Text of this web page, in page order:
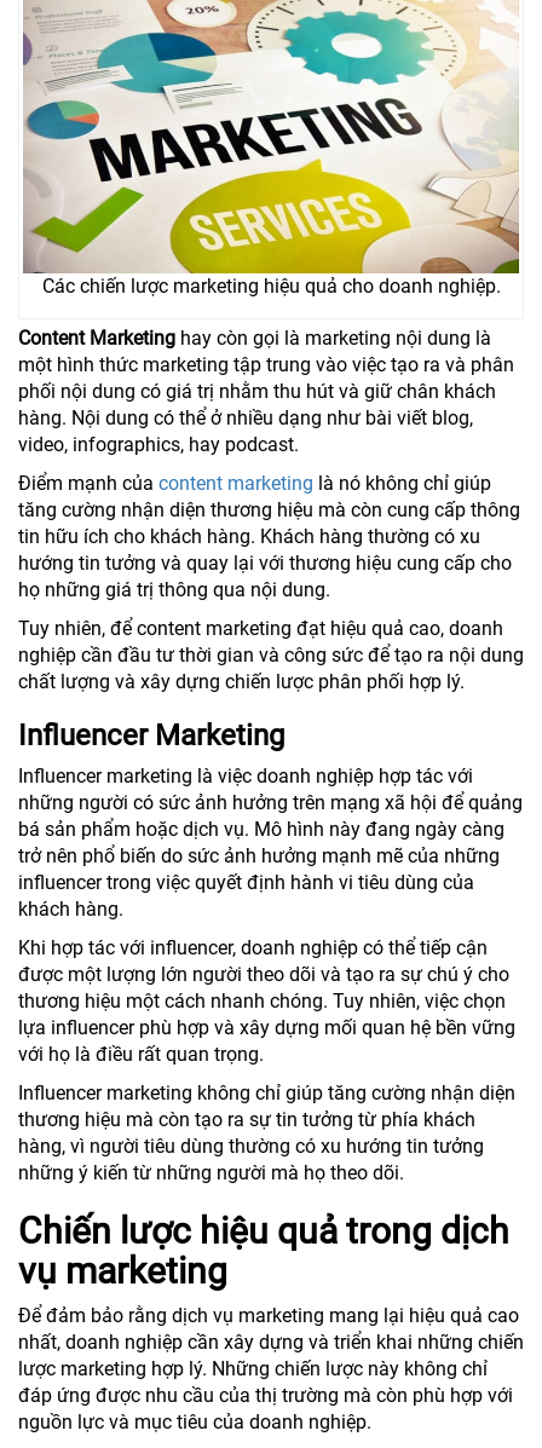
Các chiến lược marketing hiệu quả cho doanh nghiệp.
Content Marketing hay còn gọi là marketing nội dung là
một hình thức marketing tập trung vào việc tạo ra và phân
phối nội dung có giá trị nhằm thu hút và giữ chân khách
hàng. Nội dung có thể ở nhiều dạng như bài viết blog,
video, infographics, hay podcast.
Điểm mạnh của content marketing là nó không chỉ giúp
tăng cường nhận diện thương hiệu mà còn cung cấp thông
tin hữu ích cho khách hàng. Khách hàng thường có xu
hướng tin tưởng và quay lại với thương hiệu cung cấp cho
họ những giá trị thông qua nội dung.
Tuy nhiên, để content marketing đạt hiệu quả cao, doanh
nghiệp cần đầu tư thời gian và công sức để tạo ra nội dung
chất lượng và xây dựng chiến lược phân phối hợp lý.
Influencer Marketing
Influencer marketing là việc doanh nghiệp hợp tác với
những người có sức ảnh hưởng trên mạng xã hội để quảng
bá sản phẩm hoặc dịch vụ. Mô hình này đang ngày càng
trở nên phổ biến do sức ảnh hưởng mạnh mẽ của những
influencer trong việc quyết định hành vi tiêu dùng của
khách hàng.
Khi hợp tác với influencer, doanh nghiệp có thể tiếp cận
được một lượng lớn người theo dõi và tạo ra sự chú ý cho
thương hiệu một cách nhanh chóng. Tuy nhiên, việc chọn
lựa influencer phù hợp và xây dựng mối quan hệ bền vững
với họ là điều rất quan trọng.
Influencer marketing không chỉ giúp tăng cường nhận diện
thương hiệu mà còn tạo ra sự tin tưởng từ phía khách
hàng, vì người tiêu dùng thường có xu hướng tin tưởng
những ý kiến từ những người mà họ theo dõi.
Chiến lược hiệu quả trong dịch
vụ marketing
Để đảm bảo rằng dịch vụ marketing mang lại hiệu quả cao
nhất, doanh nghiệp cần xây dựng và triển khai những chiến
lược marketing hợp lý. Những chiến lược này không chỉ
đáp ứng được nhu cầu của thị trường mà còn phù hợp với
nguồn lực và mục tiêu của doanh nghiệp.